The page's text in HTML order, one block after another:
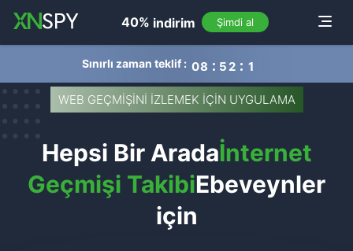
Toggle
40% indirim Şimdi al
Sınırlı zaman teklif : 08 5 2 1
WEB GEÇMİŞİNİ İZLEMEK İÇİN UYGULAMA
Hepsi Bir Aradaİnternet
Geçmişi TakibiEbeveynler
için